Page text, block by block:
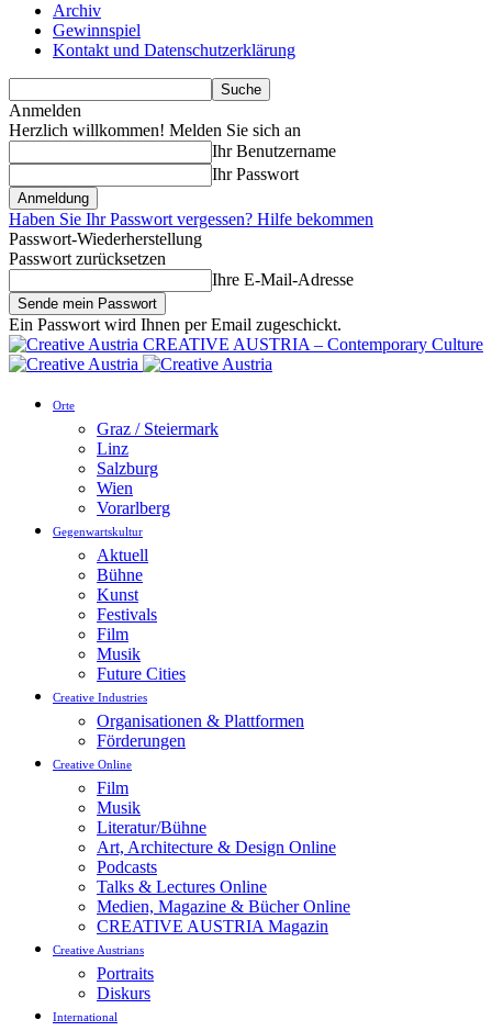
Archiv
Gewinnspiel
Kontakt und Datenschutzerklärung
Anmelden
Herzlich willkommen! Melden Sie sich an
Ihr Benutzername
Ihr Passwort
Haben Sie Ihr Passwort vergessen? Hilfe bekommen
Passwort-Wiederherstellung
Passwort zurücksetzen
Ihre E-Mail-Adresse
Ein Passwort wird Ihnen per Email zugeschickt.
CREATIVE AUSTRIA – Contemporary Culture
Orte
Graz / Steiermark
Linz
Salzburg
Wien
Vorarlberg
Gegenwartskultur
Aktuell
Bühne
Kunst
Festivals
Film
Musik
Future Cities
Creative Industries
Organisationen & Plattformen
Förderungen
Creative Online
Film
Musik
Literatur/Bühne
Art, Architecture & Design Online
Podcasts
Talks & Lectures Online
Medien, Magazine & Bücher Online
CREATIVE AUSTRIA Magazin
Creative Austrians
Portraits
Diskurs
International